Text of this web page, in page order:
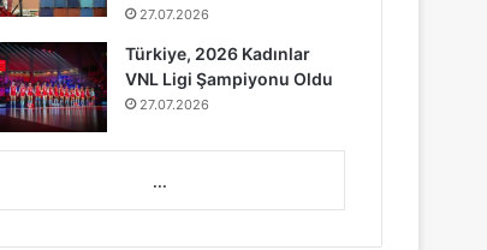
27.07.2026
Türkiye, 2026 Kadınlar
VNL Ligi Şampiyonu Oldu
27.07.2026
...